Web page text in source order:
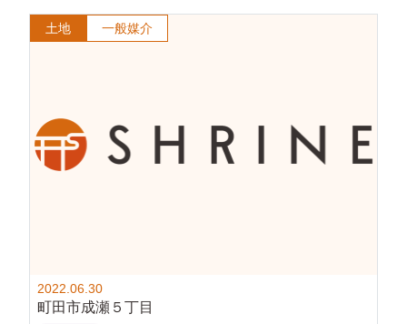
土地 一般媒介
2022.06.30
町田市成瀬５丁目